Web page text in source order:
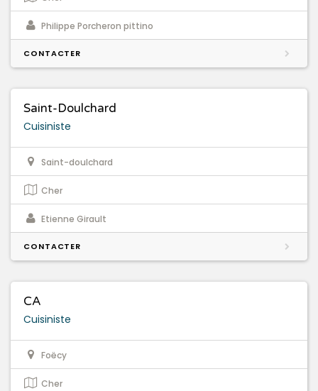
Philippe Porcheron pittino
CONTACTER
Saint-Doulchard
Cuisiniste
Saint-doulchard
Cher
Etienne Girault
CONTACTER
CA
Cuisiniste
Foëcy
Cher